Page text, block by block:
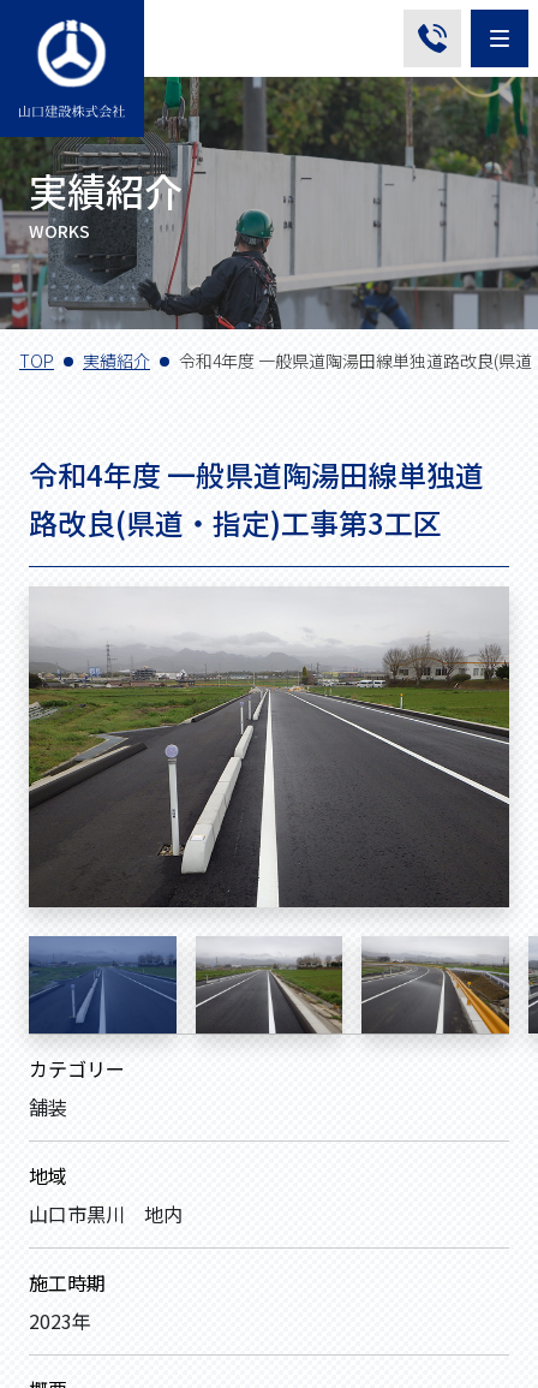
実績紹介
WORKS
TOP 実績紹介 令和4年度 一般県道陶湯田線単独道路改良(県
令和4年度 一般県道陶湯田線単独道
路改良(県道・指定)工事第3工区
カテゴリー
舗装
地域
山口市黒川 地内
施工時期
2023年